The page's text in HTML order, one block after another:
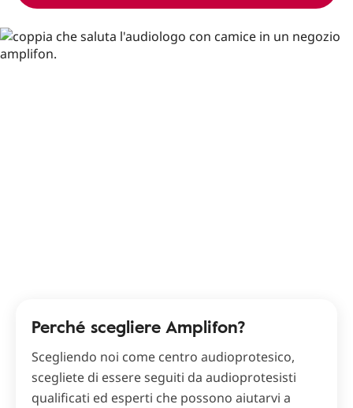
Perché scegliere Amplifon?
Scegliendo noi come centro audioprotesico,
scegliete di essere seguiti da audioprotesisti
qualificati ed esperti che possono aiutarvi a